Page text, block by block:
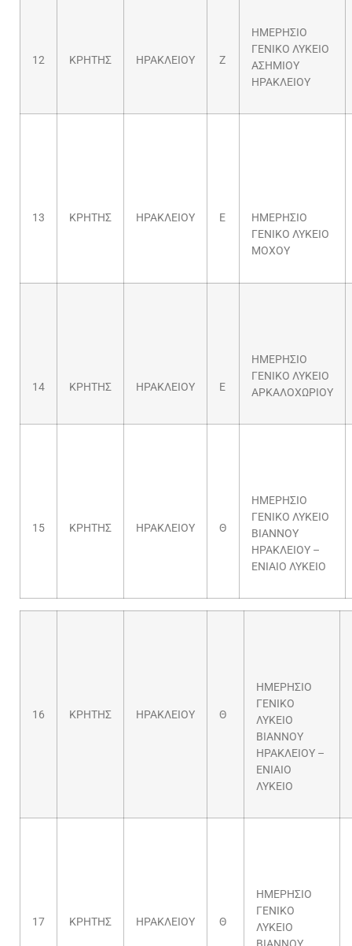
12 ΚΡΗΤΗΣ ΗΡΑΚΛΕΙΟΥ Ζ
ΗΜΕΡΗΣΙΟ
ΓΕΝΙΚΟ ΛΥΚΕΙΟ
ΑΣΗΜΙΟΥ
ΗΡΑΚΛΕΙΟΥ
13 ΚΡΗΤΗΣ ΗΡΑΚΛΕΙΟΥ Ε
ΗΜΕΡΗΣΙΟ
ΓΕΝΙΚΟ ΛΥΚΕΙΟ
ΜΟΧΟΥ
14 ΚΡΗΤΗΣ ΗΡΑΚΛΕΙΟΥ Ε
ΗΜΕΡΗΣΙΟ
ΓΕΝΙΚΟ ΛΥΚΕΙΟ
ΑΡΚΑΛΟΧΩΡΙΟΥ
15 ΚΡΗΤΗΣ ΗΡΑΚΛΕΙΟΥ Θ
ΗΜΕΡΗΣΙΟ
ΓΕΝΙΚΟ ΛΥΚΕΙΟ
ΒΙΑΝΝΟΥ
ΗΡΑΚΛΕΙΟΥ –
ΕΝΙΑΙΟ ΛΥΚΕΙΟ
16 ΚΡΗΤΗΣ ΗΡΑΚΛΕΙΟΥ Θ
ΗΜΕΡΗΣΙΟ
ΓΕΝΙΚΟ
ΛΥΚΕΙΟ
ΒΙΑΝΝΟΥ
ΗΡΑΚΛΕΙΟΥ –
ΕΝΙΑΙΟ
ΛΥΚΕΙΟ
17 ΚΡΗΤΗΣ ΗΡΑΚΛΕΙΟΥ Θ
ΗΜΕΡΗΣΙΟ
ΓΕΝΙΚΟ
ΛΥΚΕΙΟ